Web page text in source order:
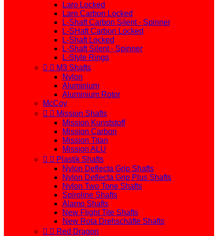
Laro Locked
Laro Carbon Locked
L-Shaft Carbon Silent - Spinner
L-SHaft Carbon Locked
L-Shaft Locked
L-Shaft Silent - Spinner
L-Style Rings
  M3 Shafts
Nylon
Aluminium
Aluminium Rotor
McCoy
  Mission Shafts
Mission Kunststoff
Mission Carbon
Mission Titan
Mission ALU
  Plastik Shafts
Nylon Deflecta Grip Shafts
Nylon Deflecta Grip Plus Shafts
Nylon Two Tone Shafts
Spiroline Shafts
Alamo Shafts
New Flight Tite Shafts
New Rota Drehschäfte Shafts
  Red Dragon